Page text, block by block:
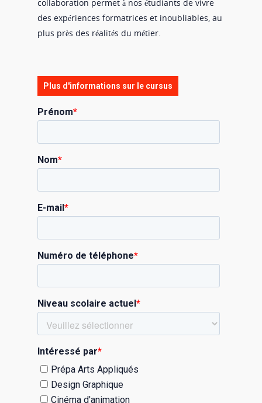
collaboration permet à nos étudiants de vivre
des expériences formatrices et inoubliables, au
plus près des réalités du métier.
Plus d'informations sur le cursus